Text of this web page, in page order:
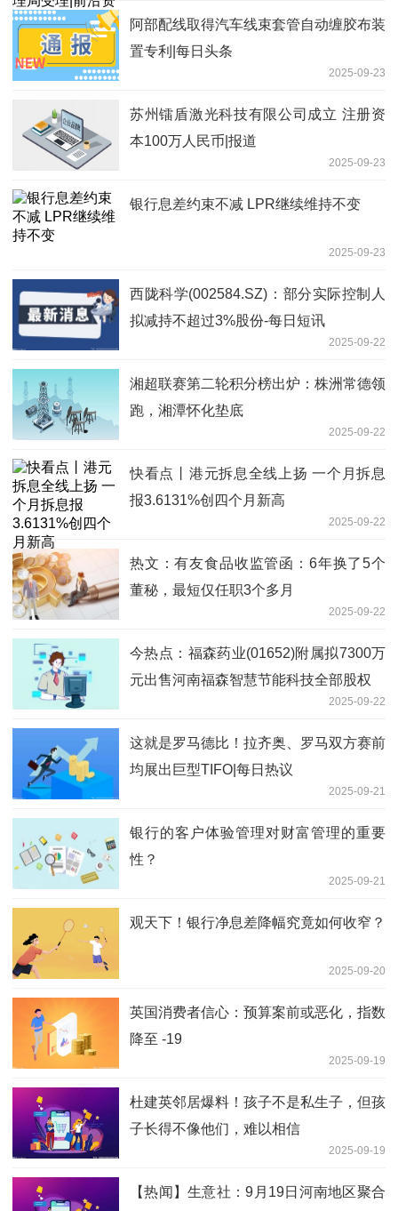
阿部配线取得汽车线束套管自动缠胶布装
置专利|每日头条
2025-09-23
苏州镭盾激光科技有限公司成立 注册资
本100万人民币|报道
2025-09-23
银行息差约束不减 LPR继续维持不变
2025-09-23
西陇科学(002584.SZ)：部分实际控制人
拟减持不超过3%股份-每日短讯
2025-09-22
湘超联赛第二轮积分榜出炉：株洲常德领
跑，湘潭怀化垫底
2025-09-22
快看点丨港元拆息全线上扬 一个月拆息
报3.6131%创四个月新高
2025-09-22
热文：有友食品收监管函：6年换了5个
董秘，最短仅任职3个多月
2025-09-22
今热点：福森药业(01652)附属拟7300万
元出售河南福森智慧节能科技全部股权
2025-09-22
这就是罗马德比！拉齐奥、罗马双方赛前
均展出巨型TIFO|每日热议
2025-09-21
银行的客户体验管理对财富管理的重要
性？
2025-09-21
观天下！银行净息差降幅究竟如何收窄？
2025-09-20
英国消费者信心：预算案前或恶化，指数
降至 -19
2025-09-19
杜建英邻居爆料！孩子不是私生子，但孩
子长得不像他们，难以相信
2025-09-19
【热闻】生意社：9月19日河南地区聚合